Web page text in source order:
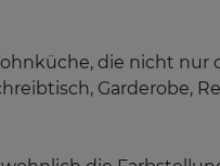
die nicht
Garderobe,